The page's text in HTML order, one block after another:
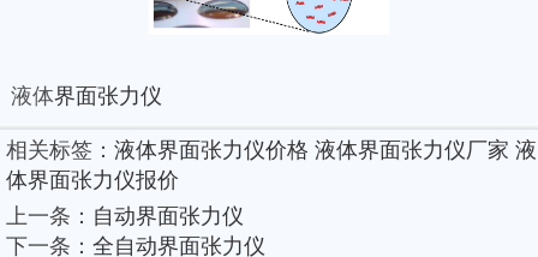
液体界面张力仪
相关标签： 液体界面张力仪价格 液体界面张力仪厂家 液
体界面张力仪报价
上一条： 自动界面张力仪
下一条： 全自动界面张力仪